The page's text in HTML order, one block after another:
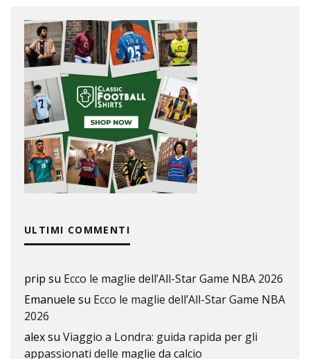
ULTIMI COMMENTI
prip su Ecco le maglie dell’All-Star Game NBA 2026
Emanuele su Ecco le maglie dell’All-Star Game NBA
2026
alexsu Viaggio a Londra: guida rapida per gli
appassionati delle maglie da calcio